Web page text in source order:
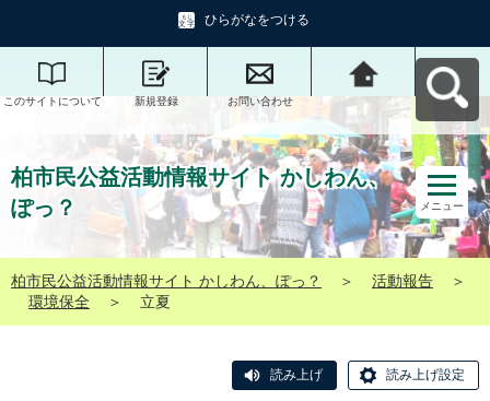
ひらがなをつける
このサイトについて 新規登録 お問い合わせ
柏市民公益活動情報
サイト かしわん、ぽ
っ？へ戻る
柏市民公益活動情報サイト かしわん、
ぽっ？
メニュー
柏市民公益活動情報サイト かしわん、ぽっ？ ＞ 活動報告
＞
環境保全
＞ 立夏
読み上げ 読み上げ設定